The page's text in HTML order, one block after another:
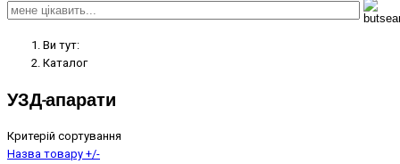
Ви тут:
Кaтaлoг
УЗД-апарати
Критерій сортування
Назва товару +/-